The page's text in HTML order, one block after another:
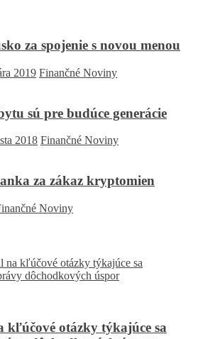
za spojenie s novou menou
2019 Finančné Noviny
sú pre budúce generácie
2018 Finančné Noviny
za zákaz kryptomien
Noviny
kľúčové otázky týkajúce sa